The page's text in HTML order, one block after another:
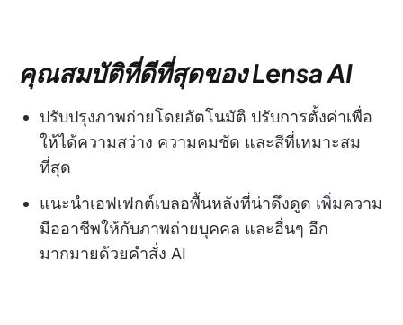
คุณสมบัติที่ดีที่สุดของ Lensa AI
ปรับปรุงภาพถ่ายโดยอัตโนมัติ ปรับการตั้งค่าเพื่อ
ให้ได้ความสว่าง ความคมชัด และสีที่เหมาะสม
ที่สุด
แนะนำเอฟเฟกต์เบลอพื้นหลังที่น่าดึงดูด เพิ่มความ
มืออาชีพให้กับภาพถ่ายบุคคล และอื่นๆ อีก
มากมายด้วยคำสั่ง AI